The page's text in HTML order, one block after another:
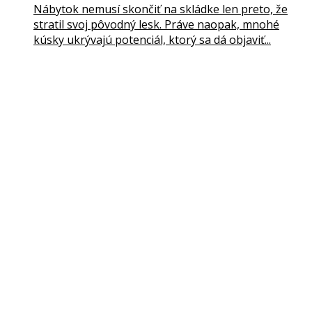
Nábytok nemusí skončiť na skládke len preto, že
stratil svoj pôvodný lesk. Práve naopak, mnohé
kúsky ukrývajú potenciál, ktorý sa dá objaviť...